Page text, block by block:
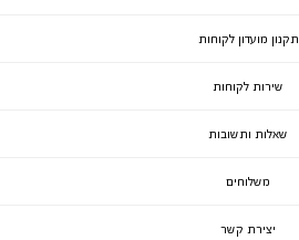
תקנון מועדון לקוחות
שירות לקוחות
שאלות ותשובות
משלוחים
יצירת קשר